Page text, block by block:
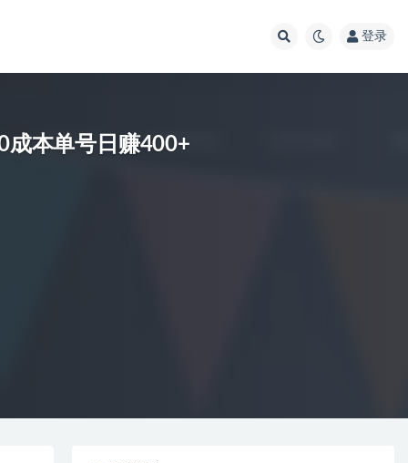
登录
成本单号日赚400+